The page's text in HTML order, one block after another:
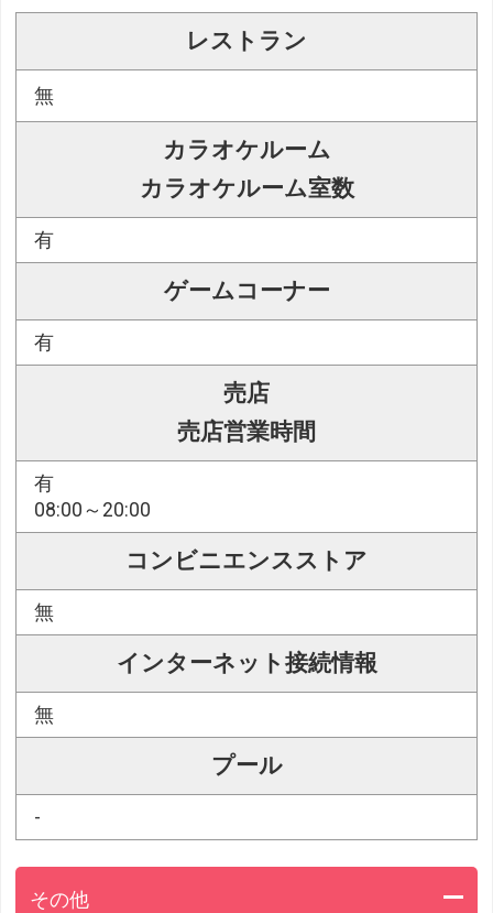
レストラン
無
カラオケルーム
カラオケルーム室数
有
ゲームコーナー
有
売店
売店営業時間
有
08:00～20:00
コンビニエンスストア
無
インターネット接続情報
無
プール
-
その他